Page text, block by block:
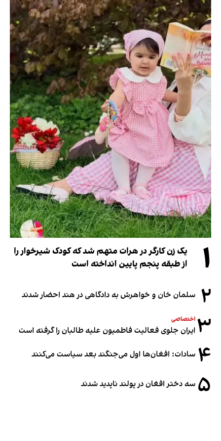
۱
یک زن کارگر در هرات متهم شد که کودک شیرخوار را
از طبقه پنجم پایین انداخته است
۲ سلمان خان و خواهرش به دادگاهی در هند احضار شدند
۳ اختصاصی
ایران جلوی فعالیت فاطمیون علیه طالبان را گرفته است
۴ سادات: افغان‌ها اول می‌جنگند بعد سیاست می‌کنند
۵ سه دختر افغان در پولند ناپدید شدند